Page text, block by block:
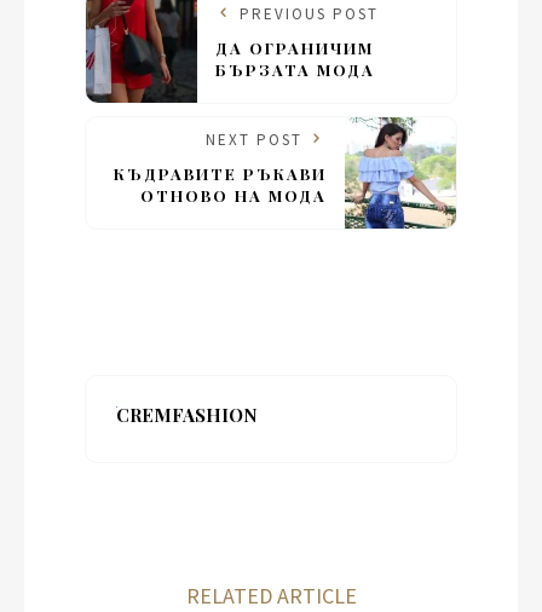
PREVIOUS POST
ДА ОГРАНИЧИМ
БЪРЗАТА МОДА
NEXT POST
КЪДРАВИТЕ РЪКАВИ
ОТНОВО НА МОДА
CREMFASHION
RELATED ARTICLE